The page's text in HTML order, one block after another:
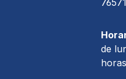
de